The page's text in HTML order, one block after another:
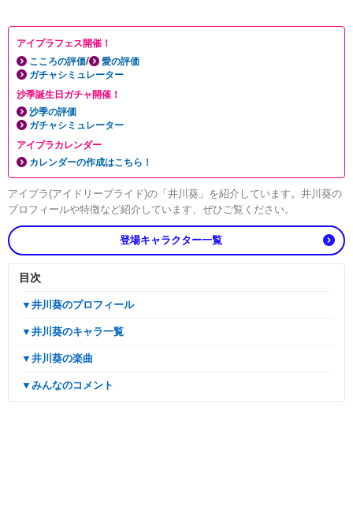
アイプラフェス開催！
こころの評価/
愛の評価
ガチャシミュレーター
沙季誕生日ガチャ開催！
沙季の評価
ガチャシミュレーター
アイプラカレンダー
カレンダーの作成はこちら！
アイプラ(アイドリープライド)の「井川葵」を紹介しています。井川葵の
プロフィールや特徴など紹介しています、ぜひご覧ください。
登場キャラクター一覧
目次
▼井川葵のプロフィール
▼井川葵のキャラ一覧
▼井川葵の楽曲
▼みんなのコメント